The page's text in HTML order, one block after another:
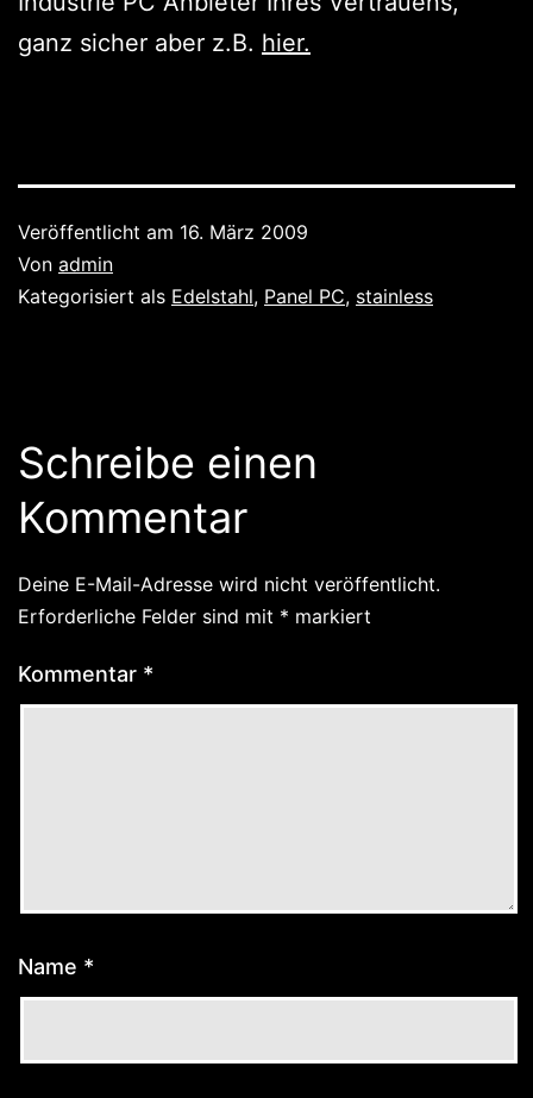
ganz sicher aber z.B. hier.
Veröffentlicht am 16. März 2009
Von admin
Kategorisiert als Edelstahl, Panel PC, stainless
Schreibe einen
Kommentar
Deine E-Mail-Adresse wird nicht veröffentlicht.
Erforderliche Felder sind mit * markiert
Kommentar *
Name *